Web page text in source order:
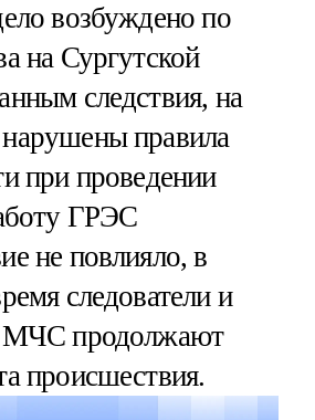
возбуждено по
на Сургутской
следствия, на
правила
при проведении
ГРЭС
не повлияло, в
следователи и
МЧС продолжают
происшествия.